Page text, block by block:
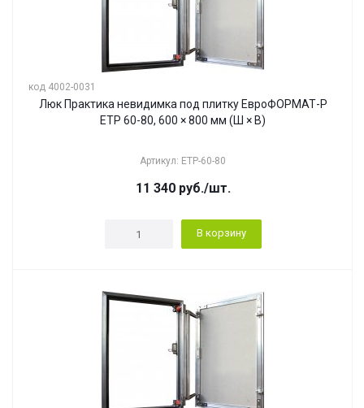
код 4002-0031
Люк Практика невидимка под плитку ЕвроФОРМАТ-Р
ЕТР 60-80, 600 × 800 мм (Ш × В)
Артикул: ЕТР-60-80
11 340руб./шт.
В корзину